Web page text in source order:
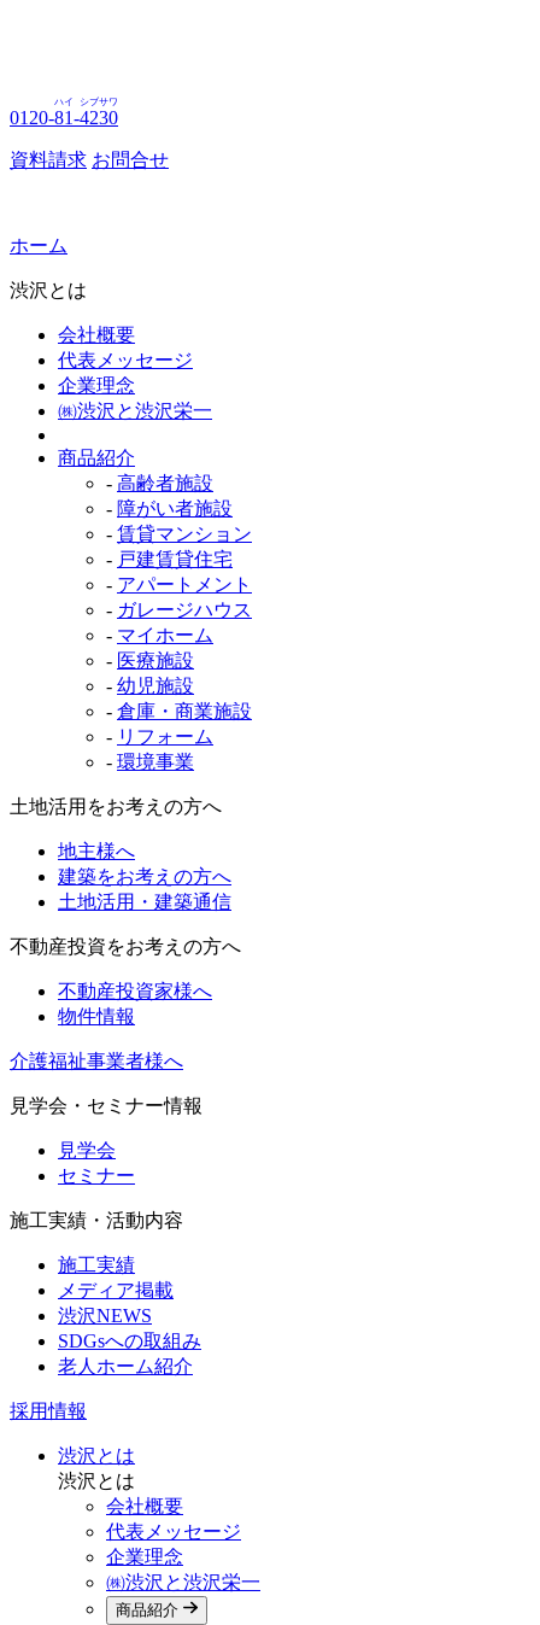
0120-81
ハイ
-4230
シブサワ
資料請求 お問合せ
ホーム
渋沢とは
会社概要
代表メッセージ
企業理念
㈱渋沢と渋沢栄一
商品紹介
- 高齢者施設
- 障がい者施設
- 賃貸マンション
- 戸建賃貸住宅
- アパートメント
- ガレージハウス
- マイホーム
- 医療施設
- 幼児施設
- 倉庫・商業施設
- リフォーム
- 環境事業
土地活用をお考えの方へ
地主様へ
建築をお考えの方へ
土地活用・建築通信
不動産投資をお考えの方へ
不動産投資家様へ
物件情報
介護福祉事業者様へ
見学会・セミナー情報
見学会
セミナー
施工実績・活動内容
施工実績
メディア掲載
渋沢NEWS
SDGsへの取組み
老人ホーム紹介
採用情報
渋沢とは
渋沢とは
会社概要
代表メッセージ
企業理念
㈱渋沢と渋沢栄一
商品紹介